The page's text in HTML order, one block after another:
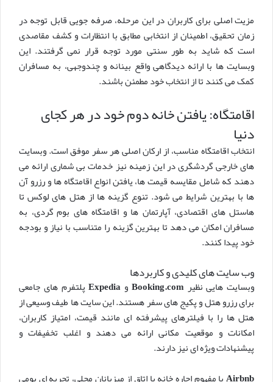
مزیت اصلی برای کاربران در این مرحله، صرفه جویی قابل توجه در
زمان تحقیق، اطمینان از انتخابی مطابق با انتظارات و کشف مقاصدی
است که شاید به طور سنتی مورد توجه قرار نمی گرفتند. این
وبسایت ها با ارائه دیدگاهی واقع بینانه و چندوجهی، به مسافران
کمک می کنند تا از انتخاب خود مطمئن باشند.
اقامتگاه: یافتن خانه دوم خود در هر کجای
دنیا
انتخاب اقامتگاه مناسب، از ارکان اصلی هر سفر موفق است. وبسایت
های خارجی گردشگری در این زمینه نیز خدمات بی شماری ارائه می
دهند که شامل مقایسه قیمت ها، یافتن انواع اقامتگاه ها و رزرو آن
ها با بهترین شرایط می شود. تنوع گزینه ها از هتل های لوکس تا
هاستل های اقتصادی، آپارتمان ها و اقامتگاه های بوم گردی، به
مسافران امکان می دهد تا بهترین گزینه را متناسب با نیاز و بودجه
خود پیدا کنند.
وب سایت های کلیدی و کاربردها
وبسایت هایی نظیرBooking.com و Expediaپلتفرم های جامعی
برای رزرو هتل و پکیج های سفر هستند. این سایت ها طیف وسیعی از
هتل ها را با فیلترهای پیشرفته ای مانند قیمت، امتیاز کاربران،
امکانات و موقعیت مکانی ارائه می دهند و اغلب تخفیفات و
پیشنهادات ویژه ای نیز دارند.